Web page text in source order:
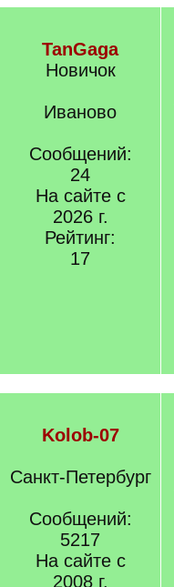
TanGaga
Новичок
Иваново
Сообщений:
24
На сайте с
2026 г.
Рейтинг:
17
Kolob-07
Санкт-Петербург
Сообщений:
5217
На сайте с
2008 г.